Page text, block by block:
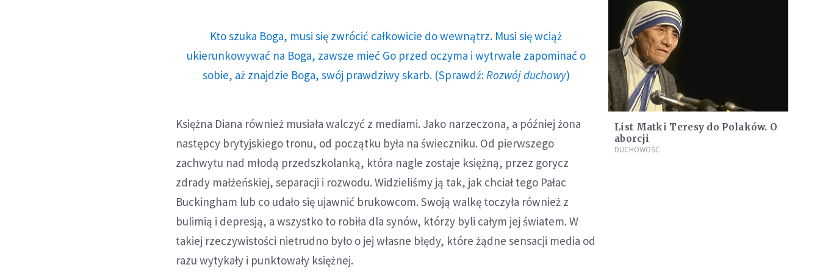
Kto szuka Boga, musi się zwrócić całkowicie do wewnątrz. Musi się wciąż
ukierunkowywać na Boga, zawsze mieć Go przed oczyma i wytrwale zapominać o
sobie, aż znajdzie Boga, swój prawdziwy skarb. (Sprawdź: Rozwój duchowy)
Księżna Diana również musiała walczyć z mediami. Jako narzeczona, a później żona
następcy brytyjskiego tronu, od początku była na świeczniku. Od pierwszego
zachwytu nad młodą przedszkolanką, która nagle zostaje księżną, przez gorycz
zdrady małżeńskiej, separacji i rozwodu. Widzieliśmy ją tak, jak chciał tego Pałac
Buckingham lub co udało się ujawnić brukowcom. Swoją walkę toczyła również z
bulimią i depresją, a wszystko to robiła dla synów, którzy byli całym jej światem. W
takiej rzeczywistości nietrudno było o jej własne błędy, które żądne sensacji media od
razu wytykały i punktowały księżnej.
List Matki Teresy do Polaków. O
aborcji
DUCHOWOŚĆ